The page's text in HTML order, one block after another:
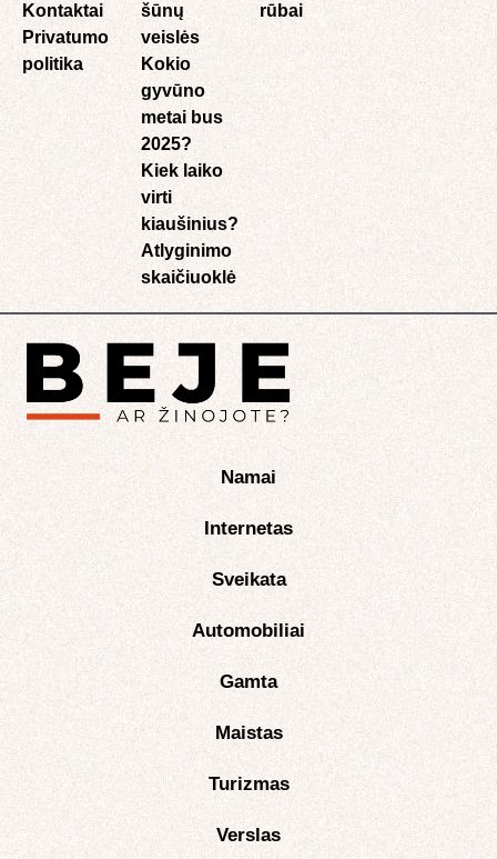
Kontaktai
Privatumo
politika
šūnų
veislės
Kokio
gyvūno
metai bus
2025?
Kiek laiko
virti
kiaušinius?
Atlyginimo
skaičiuoklė​
rūbai
Namai
Internetas
Sveikata
Automobiliai
Gamta
Maistas
Turizmas
Verslas